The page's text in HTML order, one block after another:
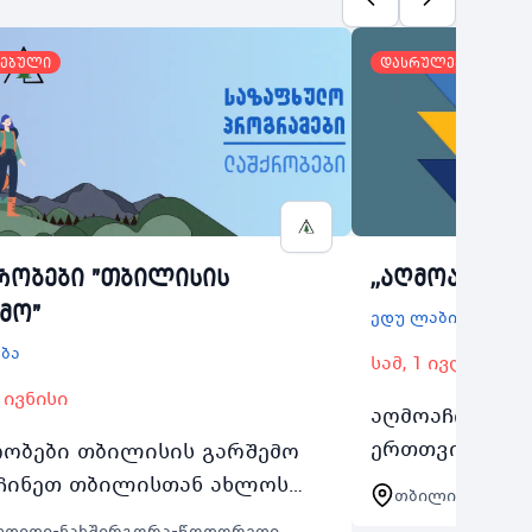
"თბილისის
თბილისის გარშემო
თბილისთან ახლოს
ლანდშაპტები საზაფხულო
დასრულებული
,,აღმოაჩინე
ედუ ლაბი
სამ, 1 ივლისი
აღმოაჩინე
ერთთვიანი
1317 წლის
პრიორიტეტი
თბილისი